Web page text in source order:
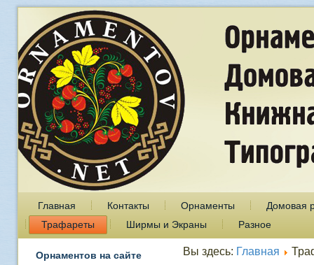
Главная Контакты Орнаменты
Домовая
Трафареты
Ширмы и Экраны Разное
Орнаментов на сайте Вы здесь: Главная